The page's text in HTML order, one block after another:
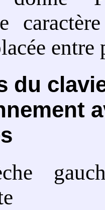
entre
du